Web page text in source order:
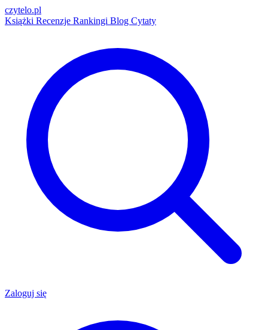
czytelo.pl
Książki Recenzje Rankingi Blog Cytaty
Zaloguj się